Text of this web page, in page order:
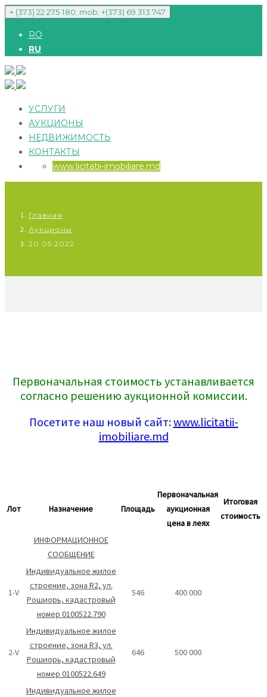
+ (373) 22 275 180; mob: +(373) 69 313 747
RO
RU
УСЛУГИ
АУКЦИОНЫ
НЕДВИЖИМОСТЬ
КОНТАКТЫ
www.licitatii-imobiliare.md
Главная
Аукционы
20.05.2022
Первоначальная стоимость устанавливается
согласно решению аукционной комиссии.
Посетите наш новый сайт:www.licitatii-
imobiliare.md
Лот Назначение Площадь
Первоначальная
аукционная
цена в леях
Итоговая
стоимость
ИНФОРМАЦИОННОЕ
СООБЩЕНИЕ
1-V
Индивидуальное жилое
строение, зона R2, ул.
Рошиорь, кадастровый
номер 0100522.790
546 400 000
2-V
Индивидуальное жилое
строение, зона R3, ул.
Рошиорь, кадастровый
номер 0100522.649
646 500 000
Индивидуальное жилое